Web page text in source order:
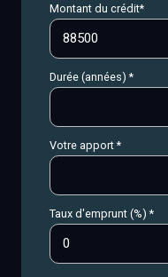
Montant du crédit*
Durée (années) *
Votre apport *
Taux d'emprunt (%) *